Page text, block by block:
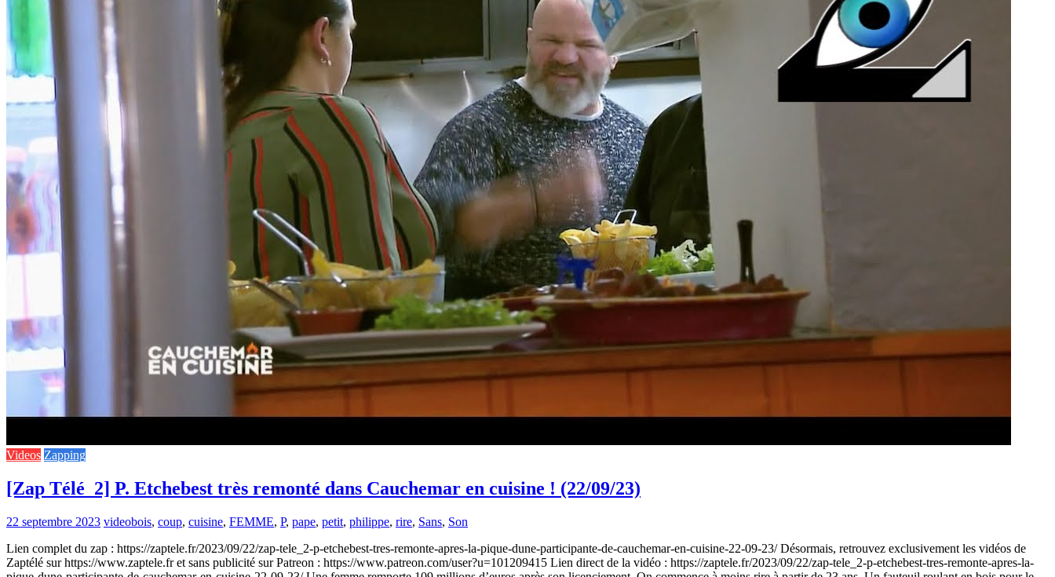
Videos Zapping
[Zap Télé_2] P. Etchebest très remonté dans Cauchemar en cuisine ! (22/09/23)
22 septembre 2023 videobois, coup, cuisine, FEMME, P, pape, petit, philippe, rire, Sans, Son
Lien complet du zap : https://zaptele.fr/2023/09/22/zap-tele_2-p-etchebest-tres-remonte-apres-la-pique-dune-participante-de-cauchemar-en-cuisine-22-09-23/ Désormais, retrouvez exclusivement les vidéos de
Zaptélé sur https://www.zaptele.fr et sans publicité sur Patreon : https://www.patreon.com/user?u=101209415 Lien direct de la vidéo : https://zaptele.fr/2023/09/22/zap-tele_2-p-etchebest-tres-remonte-apres-la-